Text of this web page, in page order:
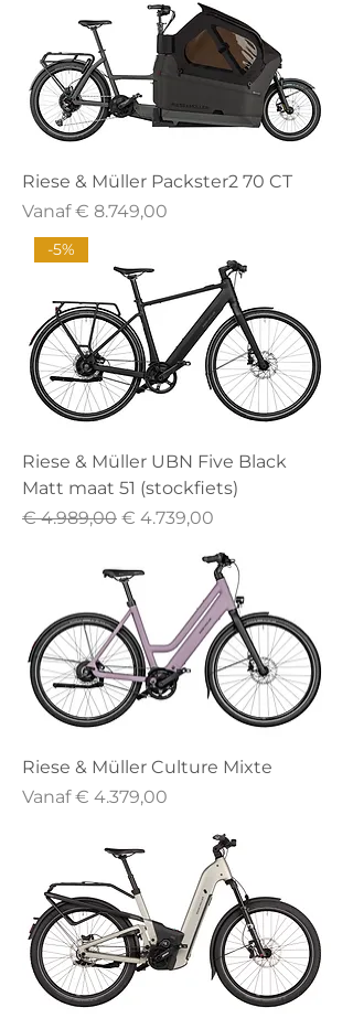
Riese & Müller Packster2 70 CT
Vanaf€ 8.749,00
Verkoopprijs
-5%
Riese & Müller UBN Five Black
Matt maat 51 (stockfiets)
Normale prijs
€ 4.989,00 Verkoopprijs
€ 4.739,00
Riese & Müller Culture Mixte
Vanaf€ 4.379,00
Verkoopprijs